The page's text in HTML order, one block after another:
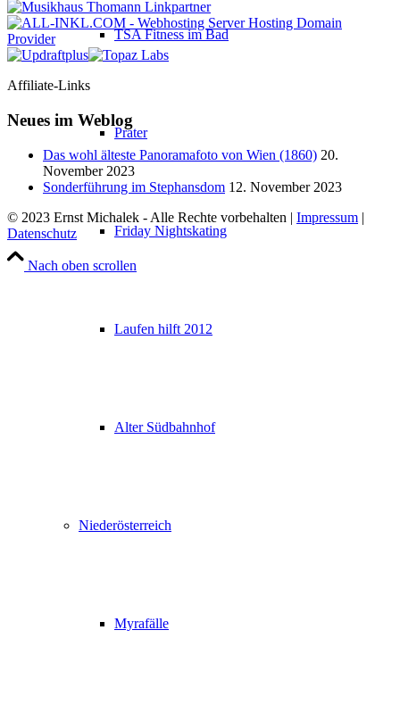
TSA Fitness im Bad
Prater
Friday Nightskating
Laufen hilft 2012
Alter Südbahnhof
Niederösterreich
Myrafälle
Affiliate-Links
Neues im Weblog
Das wohl älteste Panoramafoto von Wien (1860) 20.
November 2023
Sonderführung im Stephansdom 12. November 2023
© 2023 Ernst Michalek - Alle Rechte vorbehalten | Impressum |
Datenschutz
Nach oben scrollen